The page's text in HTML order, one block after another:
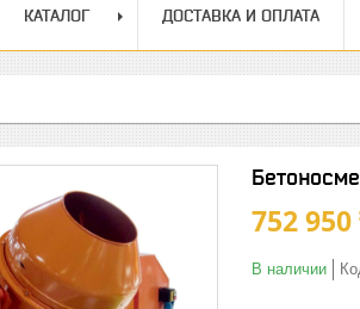
КАТАЛОГ ДОСТАВКА И ОПЛАТА
752 950
В наличии